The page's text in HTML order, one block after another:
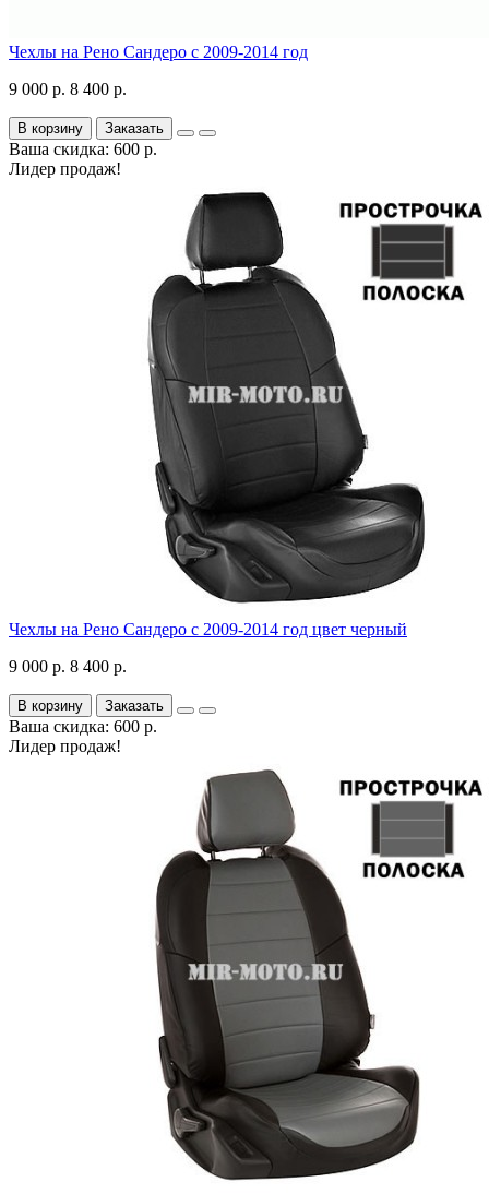
Чехлы на Рено Сандеро с 2009-2014 год
9 000 р. 8 400 р.
В корзину Заказать
Ваша скидка: 600 р.
Лидер продаж!
Чехлы на Рено Сандеро с 2009-2014 год цвет черный
9 000 р. 8 400 р.
В корзину Заказать
Ваша скидка: 600 р.
Лидер продаж!